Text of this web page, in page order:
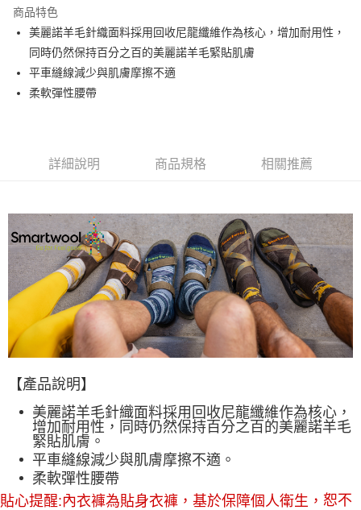
臺灣中小企業銀行
匯豐（台灣）商業銀行
華泰商業銀行
聯邦商業銀行
遠東國際商業銀行
元大商業銀行
玉山商業銀行
Apple Pay
ATM付款
運送方式
付款後全家取貨
7-11取貨付款
每筆NT$60，滿NT$490(含以上)免運費
付款後7-11取貨
每筆NT$60，滿NT$490(含以上)免運費
宅配
每筆NT$80，滿NT$490(含以上)免運費
每筆NT$80，滿NT$490(含以上)免運費
付款後門市自取
免運費
商品特色
美麗諾羊毛針織面料採用回收尼龍纖維作為核心，增加耐用性，
同時仍然保持百分之百的美麗諾羊毛緊貼肌膚
平車縫線減少與肌膚摩擦不適
柔軟彈性腰帶
詳細說明 商品規格 相關推薦
【產品說明】
美麗諾羊毛針織面料採用回收尼龍纖維作為核心，
增加耐用性，同時仍然保持百分之百的美麗諾羊毛
緊貼肌膚。
平車縫線減少與肌膚摩擦不適。
柔軟彈性腰帶
貼心提醒:內衣褲為貼身衣褲，基於保障個人衛生， 恕不